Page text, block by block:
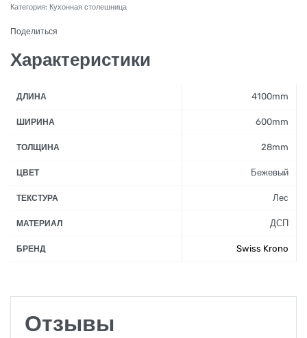
Категория: Кухонная столешница
Поделиться
Характеристики
ДЛИНА 4100mm
ШИРИНА 600mm
ТОЛЩИНА 28mm
ЦВЕТ Бежевый
ТЕКСТУРА Лес
МАТЕРИАЛ ДСП
БРЕНД Swiss Krono
Отзывы